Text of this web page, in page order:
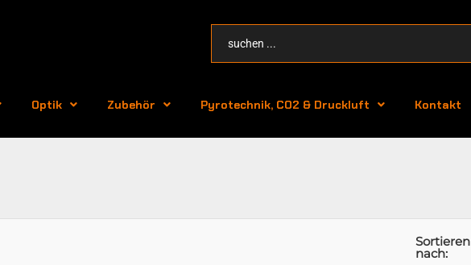
Optik Zubehör Pyrotechnik, CO2 & Druckluft Kontakt
Sortieren
nach: